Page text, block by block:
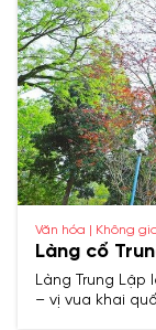
Văn hóa | Không
Làng cổ
Làng Trung
– vị vua khai